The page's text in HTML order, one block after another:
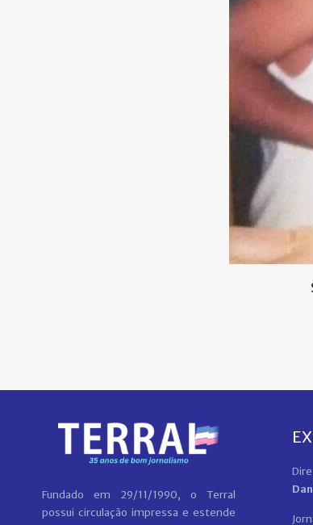
Fundado em 29/11/1990, o Terral
possui circulação impressa e estende